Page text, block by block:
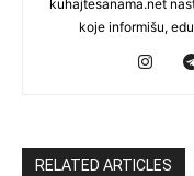
kuhajtesanama.net
koje informišu,
RELATED ARTICLES